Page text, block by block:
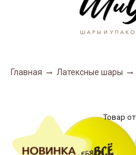
Главная Латексные шары
Товар